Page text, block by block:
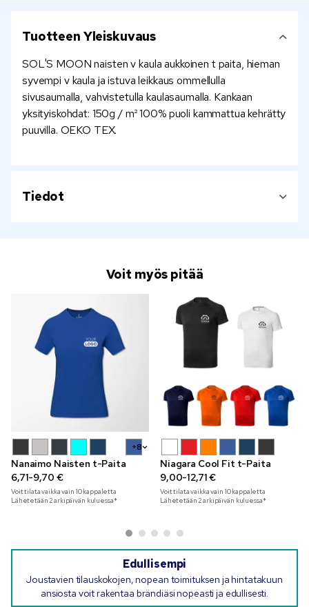
Tuotteen Yleiskuvaus
SOL'S MOON naisten v kaula aukkoinen t paita, hieman
syvempi v kaula ja istuva leikkaus ommellulla
sivusaumalla, vahvistetulla kaulasaumalla. Kankaan
yksityiskohdat: 150g / m² 100% puoli kammattua kehrätty
puuvilla. OEKO TEX.
Tiedot
Voit myös pitää
+8
Nanaimo Naisten t-Paita
6,71-9,70 €
Voit tilata vaikka vain 10kappaletta
Lähetetään 2 arkipäivän kuluessa*
Niagara Cool Fit t-Paita
9,00-12,71 €
Voit tilata vaikka vain 10kappaletta
Lähetetään 2 arkipäivän kuluessa*
Edullisempi
Joustavien tilauskokojen, nopean toimituksen ja hintatakuun
ansiosta voit rakentaa brändiäsi nopeasti ja edullisesti.